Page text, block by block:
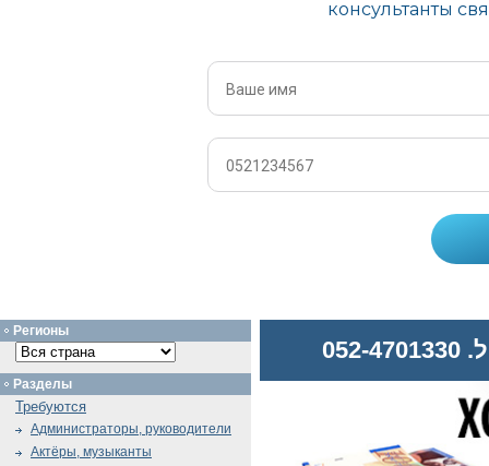
Регионы
Разделы
Требуются
Администраторы, руководители
Актёры, музыканты